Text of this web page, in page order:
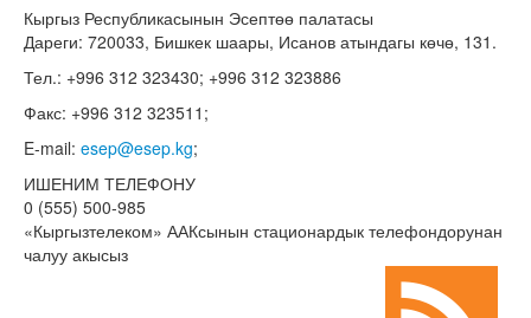
Кыргыз Республикасынын Эсептөө палатасы
Дареги: 720033, Бишкек шаары, Исанов атындагы көчө, 131.
Тел.: +996 312 323430; +996 312 323886
Факс: +996 312 323511;
E-mail: esep@esep.kg;
ИШЕНИМ ТЕЛЕФОНУ
0 (555) 500-985
«Кыргызтелеком» ААКсынын стационардык телефондорунан
чалуу акысыз